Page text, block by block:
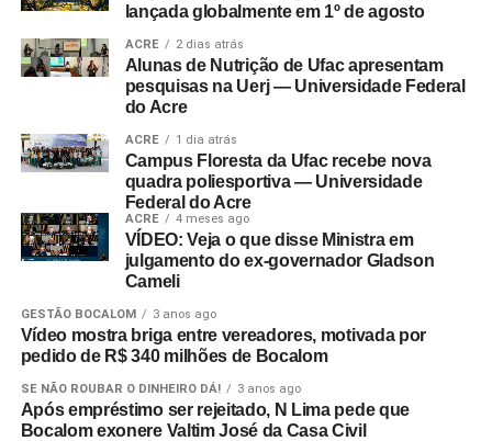
lançada globalmente em 1º de agosto
ACRE 2 dias atrás
Alunas de Nutrição de Ufac apresentam
pesquisas na Uerj — Universidade Federal
do Acre
ACRE 1 dia atrás
Campus Floresta da Ufac recebe nova
quadra poliesportiva — Universidade
Federal do Acre
ACRE 4 meses ago
VÍDEO: Veja o que disse Ministra em
julgamento do ex-governador Gladson
Cameli
GESTÃO BOCALOM 3 anos ago
Vídeo mostra briga entre vereadores, motivada por
pedido de R$ 340 milhões de Bocalom
SE NÃO ROUBAR O DINHEIRO DÁ! 3 anos ago
Após empréstimo ser rejeitado, N Lima pede que
Bocalom exonere Valtim José da Casa Civil